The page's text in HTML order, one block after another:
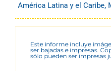
América Latina y el Caribe,
Este informe incluye
ser bajadas e impresas.
sólo pueden ser impresas